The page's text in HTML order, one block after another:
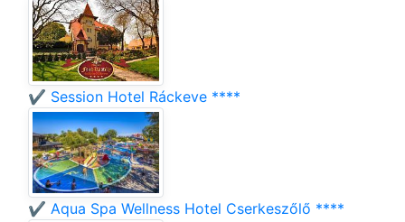
✔️ Session Hotel Ráckeve ****
✔️ Aqua Spa Wellness Hotel Cserkeszőlő ****